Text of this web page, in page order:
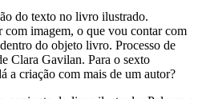
do texto no livro ilustrado.
imagem, o que vou contar com
do objeto livro. Processo de
Clara Gavilan. Para o sexto
a criação com mais de um autor?